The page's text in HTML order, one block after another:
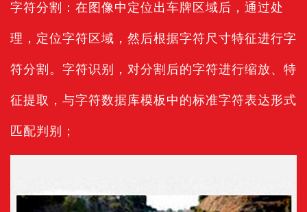
字符分割：在图像中定位出车牌区域后，通过处
理，定位字符区域，然后根据字符尺寸特征进行字
符分割。字符识别，对分割后的字符进行缩放、特
征提取，与字符数据库模板中的标准字符表达形式
匹配判别；